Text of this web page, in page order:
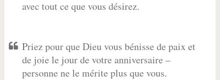
avec tout ce que vous désirez.
Priez pour que Dieu vous bénisse de paix et
de joie le jour de votre anniversaire –
personne ne le mérite plus que vous.